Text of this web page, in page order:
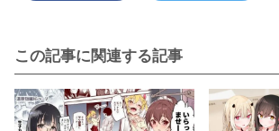
この記事に関連する記事